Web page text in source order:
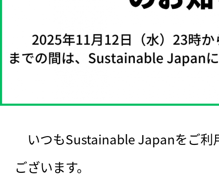
いつもSustainable Japanをご利
ございます。